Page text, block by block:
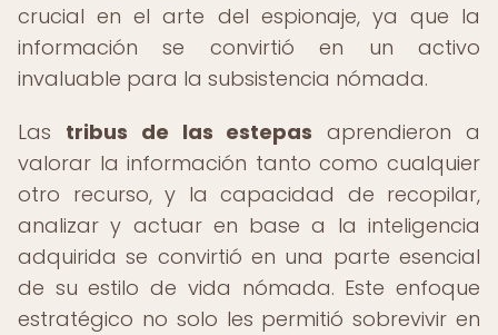
crucial en el arte del espionaje, ya que la
información se convirtió en un activo
invaluable para la subsistencia nómada.
Las tribus de las estepas aprendieron a
valorar la información tanto como cualquier
otro recurso, y la capacidad de recopilar,
analizar y actuar en base a la inteligencia
adquirida se convirtió en una parte esencial
de su estilo de vida nómada. Este enfoque
estratégico no solo les permitió sobrevivir en